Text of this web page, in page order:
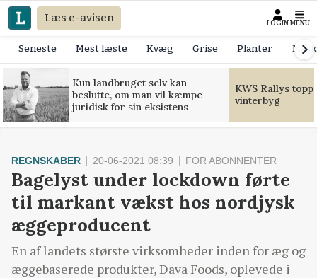
Læs e-avisen LOGIN MENU
Seneste Mest læste Kvæg Grise Planter
Kun landbruget selv kan
beslutte, om man vil kæmpe
juridisk for sin eksistens
KWS Rallys
vinterbyg
REGNSKABER 20-06-2021 08:39 FOR ABONNENTER
Bagelyst under lockdown førte
til markant vækst hos nordjysk
æggeproducent
En af landets største virksomheder inden for æg og
æggebaserede produkter, Dava Foods, oplevede i